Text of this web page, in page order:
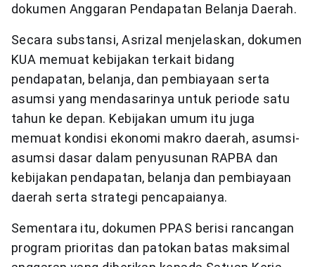
dokumen Anggaran Pendapatan Belanja Daerah.
Secara substansi, Asrizal menjelaskan, dokumen
KUA memuat kebijakan terkait bidang
pendapatan, belanja, dan pembiayaan serta
asumsi yang mendasarinya untuk periode satu
tahun ke depan. Kebijakan umum itu juga
memuat kondisi ekonomi makro daerah, asumsi-
asumsi dasar dalam penyusunan RAPBA dan
kebijakan pendapatan, belanja dan pembiayaan
daerah serta strategi pencapaianya.
Sementara itu, dokumen PPAS berisi rancangan
program prioritas dan patokan batas maksimal